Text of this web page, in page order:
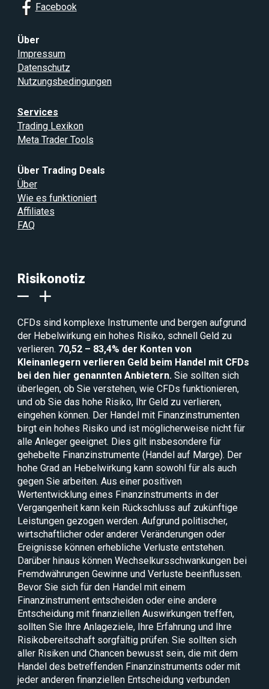
Facebook
Über
Impressum
Datenschutz
Nutzungsbedingungen
Services
Trading Lexikon
Meta Trader Tools
Über Trading Deals
Über
Wie es funktioniert
Affiliates
FAQ
Risikonotiz
CFDs sind komplexe Instrumente und bergen aufgrund
der Hebelwirkung ein hohes Risiko, schnell Geld zu
verlieren. 70,52 – 83,4% der Konten von
Kleinanlegern verlieren Geld beim Handel mit CFDs
bei den hier genannten Anbietern.Sie sollten sich
überlegen, ob Sie verstehen, wie CFDs funktionieren,
und ob Sie das hohe Risiko, Ihr Geld zu verlieren,
eingehen können. Der Handel mit Finanzinstrumenten
birgt ein hohes Risiko und ist möglicherweise nicht für
alle Anleger geeignet. Dies gilt insbesondere für
gehebelte Finanzinstrumente (Handel auf Marge). Der
hohe Grad an Hebelwirkung kann sowohl für als auch
gegen Sie arbeiten. Aus einer positiven
Wertentwicklung eines Finanzinstruments in der
Vergangenheit kann kein Rückschluss auf zukünftige
Leistungen gezogen werden. Aufgrund politischer,
wirtschaftlicher oder anderer Veränderungen oder
Ereignisse können erhebliche Verluste entstehen.
Darüber hinaus können Wechselkursschwankungen bei
Fremdwährungen Gewinne und Verluste beeinflussen.
Bevor Sie sich für den Handel mit einem
Finanzinstrument entscheiden oder eine andere
Entscheidung mit finanziellen Auswirkungen treffen,
sollten Sie Ihre Anlageziele, Ihre Erfahrung und Ihre
Risikobereitschaft sorgfältig prüfen. Sie sollten sich
aller Risiken und Chancen bewusst sein, die mit dem
Handel des betreffenden Finanzinstruments oder mit
jeder anderen finanziellen Entscheidung verbunden